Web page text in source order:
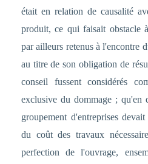
était en relation de causalité
produit, ce qui faisait obstacle
par ailleurs retenus à l'encontre
au titre de son obligation de
conseil fussent considérés
exclusive du dommage ; qu'en
groupement d'entreprises
du coût des travaux
perfection de l'ouvrage,